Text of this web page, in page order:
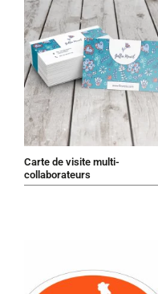
Carte de visite multi-
collaborateurs